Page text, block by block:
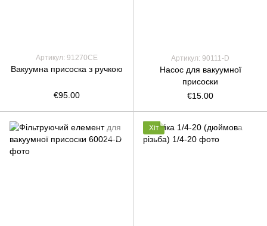
Артикул: 91270СЕ
Вакуумна присоска з ручкою
€95.00
Артикул: 90111-D
Насос для вакуумної
присоски
€15.00
Хіт